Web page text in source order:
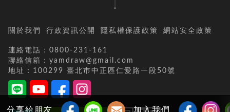
分享給朋友 加入我們
關於我們 行政資訊公開 隱私權保護政策 網站安全政策
連絡電話：0800-231-161
聯絡信箱：yamdraw@gmail.com
地址：100299 臺北巿中正區仁愛路一段50號